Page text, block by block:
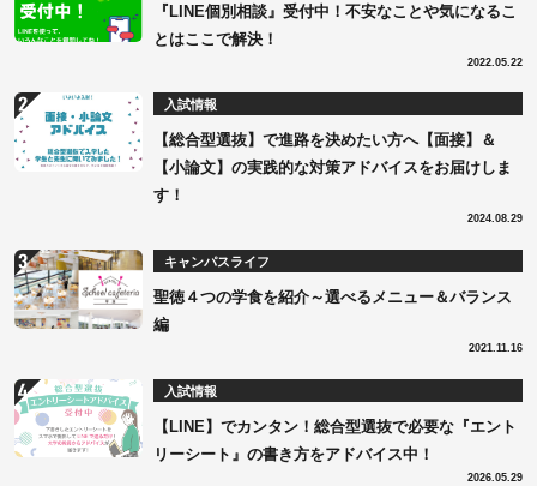
『LINE個別相談』受付中！不安なことや気になるこ
とはここで解決！
2022.05.22
入試情報
【総合型選抜】で進路を決めたい方へ【面接】＆
【小論文】の実践的な対策アドバイスをお届けしま
す！
2024.08.29
キャンパスライフ
聖徳４つの学食を紹介～選べるメニュー＆バランス
編
2021.11.16
入試情報
【LINE】でカンタン！総合型選抜で必要な『エント
リーシート』の書き方をアドバイス中！
2026.05.29